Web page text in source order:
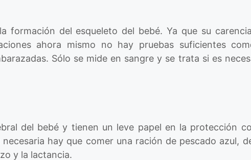
formación del esqueleto del bebé. Ya que su
ahora mismo no hay pruebas suficientes
Sólo se mide en sangre y se trata si es
del bebé y tienen un leve papel en la protección
hay que comer una ración de pescado azul,
y la lactancia.